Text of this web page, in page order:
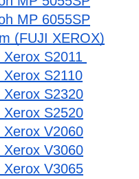
MP 6055SP
(FUJI XEROX)
S2011
S2110
S2320
S2520
V2060
V3060
V3065